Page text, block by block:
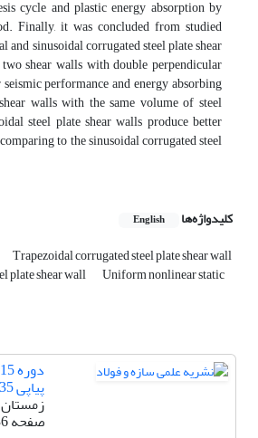
cycle and plastic energy absorption by
Finally, it was concluded from studied
and sinusoidal corrugated steel plate shear
shear walls with double perpendicular
performance and energy absorbing
walls with the same volume of steel
steel plate shear walls produce better
to the sinusoidal corrugated steel
کلیدواژه‌ها English
Trapezoidal corrugated steel plate shear wall
plate shear wall Uniform nonlinear static
پیاپی 35
زمستان 1400
صفحه